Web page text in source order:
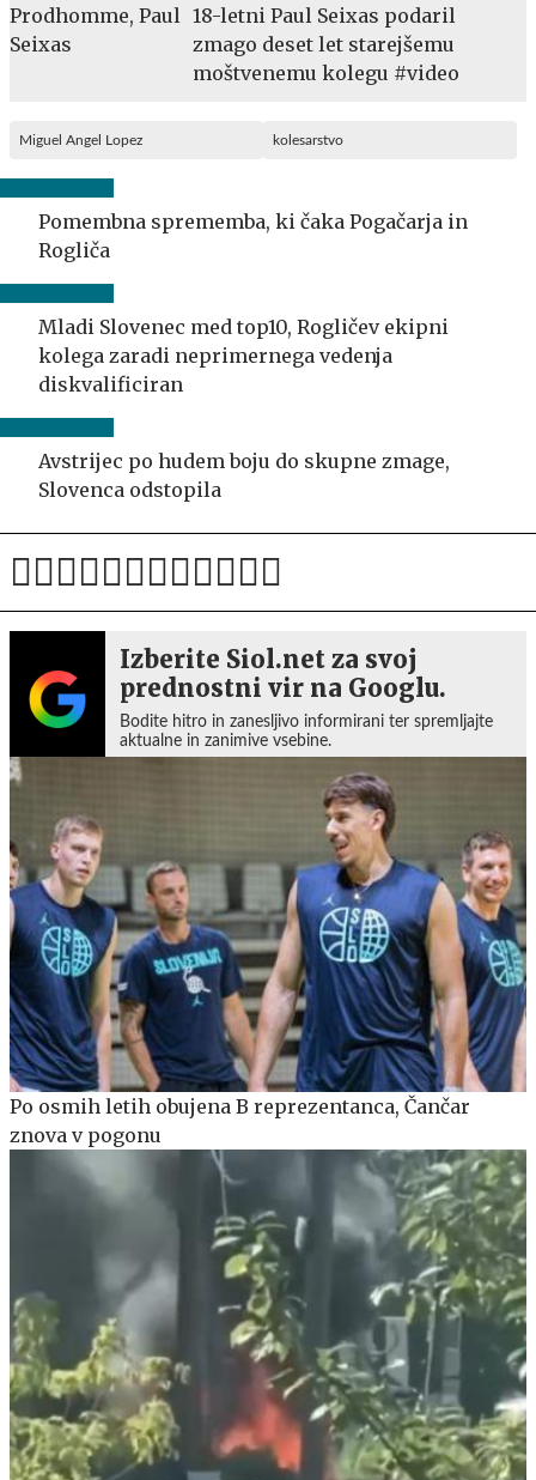
18-letni Paul Seixas podaril
zmago deset let starejšemu
moštvenemu kolegu #video
Miguel Angel Lopez kolesarstvo
Pomembna sprememba, ki čaka Pogačarja in
Rogliča
Mladi Slovenec med top10, Rogličev ekipni
kolega zaradi neprimernega vedenja
diskvalificiran
Avstrijec po hudem boju do skupne zmage,
Slovenca odstopila
Izberite Siol.net za svoj
prednostni vir na Googlu.
Bodite hitro in zanesljivo informirani ter spremljajte
aktualne in zanimive vsebine.
Po osmih letih obujena B reprezentanca, Čančar
znova v pogonu